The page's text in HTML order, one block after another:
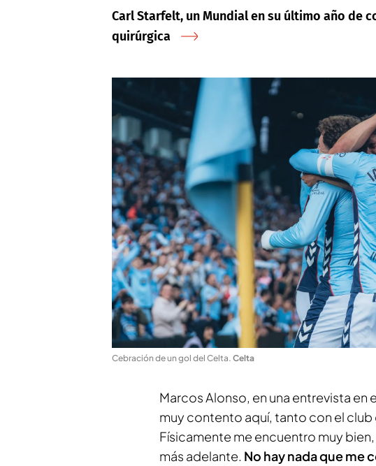
Carl Starfelt, un Mundial en su último año de
quirúrgica
Cebración de un gol del Celta. Celta
Marcos Alonso, en una entrevista en
muy contento aquí, tanto con el
Físicamente me encuentro muy
más adelante. No hay nada que me